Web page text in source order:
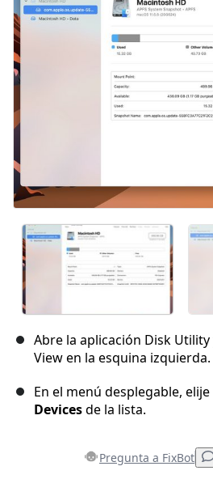
Abre la aplicación Disk
View en la esquina izquierda.
En el menú desplegable,
Devicesde la lista.
Pregunta a FixBot